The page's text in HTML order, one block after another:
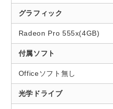
グラフィック
Radeon Pro 555x(4GB)
付属ソフト
Officeソフト無し
光学ドライブ